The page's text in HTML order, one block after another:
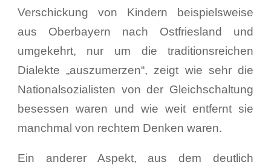
Verschickung von Kindern beispielsweise
aus Oberbayern nach Ostfriesland und
umgekehrt, nur um die traditionsreichen
Dialekte „auszumerzen“, zeigt wie sehr die
Nationalsozialisten von der Gleichschaltung
besessen waren und wie weit entfernt sie
manchmal von rechtem Denken waren.
Ein anderer Aspekt, aus dem deutlich